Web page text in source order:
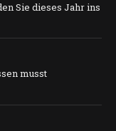
Sie dieses Jahr ins
musst